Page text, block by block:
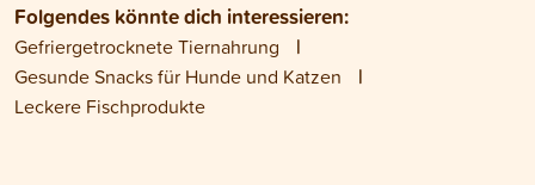
Folgendes könnte dich interessieren:
Gefriergetrocknete Tiernahrung
Gesunde Snacks für Hunde und Katzen
Leckere Fischprodukte